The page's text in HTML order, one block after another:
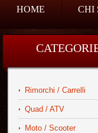
HOME CHI
Rimorchi / Carrelli
Quad / ATV
Moto / Scooter